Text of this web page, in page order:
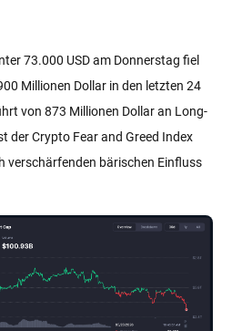
73.000 USD am Donnerstag fiel
Millionen Dollar in den letzten 24
von 873 Millionen Dollar an Long-
der Crypto Fear and Greed Index
verschärfenden bärischen Einfluss